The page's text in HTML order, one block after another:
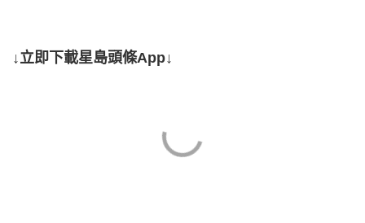
↓立即下載星島頭條App↓